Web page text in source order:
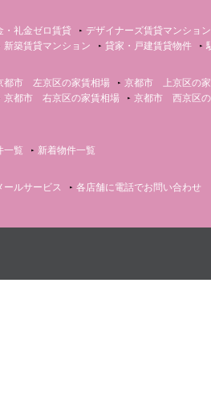
・礼金ゼロ賃貸
デザイナーズ賃貸マンション
新築賃貸マンション 貸家・戸建賃貸物件
都市 左京区の家賃相場
京都市 上京区の
京都市 右京区の家賃相場
京都市 西京区
一覧
新着物件一覧
ールサービス 各店舗に電話でお問い合わせ